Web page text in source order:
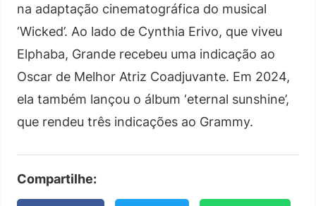
na adaptação cinematográfica do musical
‘Wicked’. Ao lado de Cynthia Erivo, que viveu
Elphaba, Grande recebeu uma indicação ao
Oscar de Melhor Atriz Coadjuvante. Em 2024,
ela também lançou o álbum ‘eternal sunshine’,
que rendeu três indicações ao Grammy.
Compartilhe: